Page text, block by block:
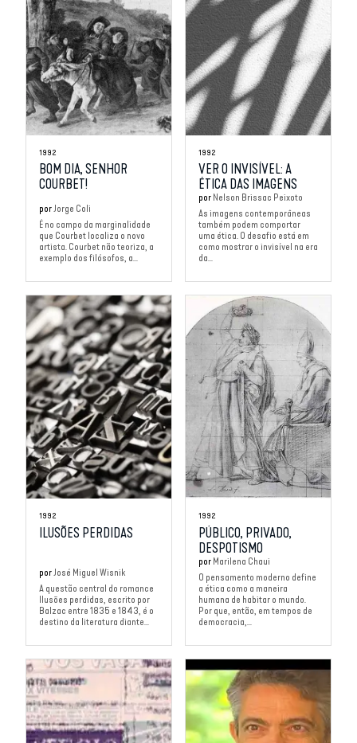
1992
BOM DIA, SENHOR
COURBET!
por Jorge Coli
É no campo da marginalidade
que Courbet localiza o novo
artista. Courbet não teoriza, a
exemplo dos filósofos, a...
1992
VER O INVISÍVEL: A
ÉTICA DAS IMAGENS
por Nelson Brissac Peixoto
As imagens contemporâneas
também podem comportar
uma ética. O desafio está em
como mostrar o invisível na era
da...
1992
ILUSÕES PERDIDAS
por José Miguel Wisnik
A questão central do romance
Ilusões perdidas, escrito por
Balzac entre 1835 e 1843, é o
destino da literatura diante...
1992
PÚBLICO, PRIVADO,
DESPOTISMO
por Marilena Chaui
O pensamento moderno define
a ética como a maneira
humana de habitar o mundo.
Por que, então, em tempos de
democracia,...